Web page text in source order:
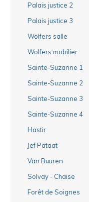
Palais justice 2
Palais justice 3
Wolfers salle
Wolfers mobilier
Sainte-Suzanne 1
Sainte-Suzanne 2
Sainte-Suzanne 3
Sainte-Suzanne 4
Hastir
Jef Pataat
Van Buuren
Solvay - Chaise
Forêt de Soignes